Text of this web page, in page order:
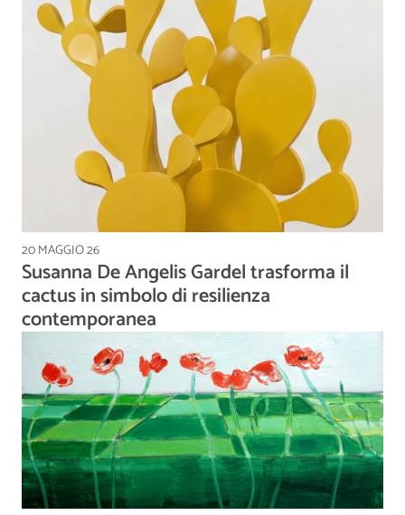
20 MAGGIO 26
Susanna De Angelis Gardel trasforma il
cactus in simbolo di resilienza
contemporanea